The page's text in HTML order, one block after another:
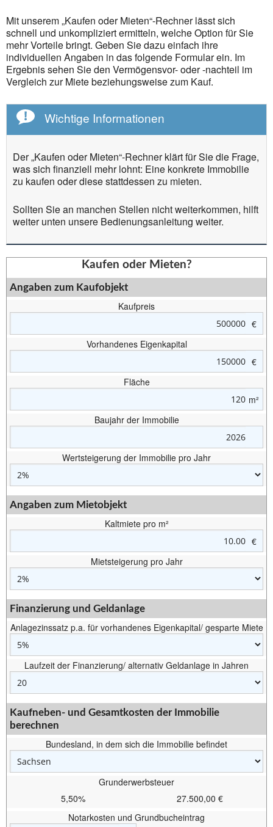
Mit unserem „Kaufen oder Mieten“-Rechner lässt sich
schnell und unkompliziert ermitteln, welche Option für Sie
mehr Vorteile bringt. Geben Sie dazu einfach ihre
individuellen Angaben in das folgende Formular ein. Im
Ergebnis sehen Sie den Vermögensvor- oder -nachteil im
Vergleich zur Miete beziehungsweise zum Kauf.
Wichtige Informationen
Der „Kaufen oder Mieten“-Rechner klärt für Sie die Frage,
was sich finanziell mehr lohnt: Eine konkrete Immobilie
zu kaufen oder diese stattdessen zu mieten.
Sollten Sie an manchen Stellen nicht weiterkommen, hilft
weiter unten unsere Bedienungsanleitung weiter.
Kaufen oder Mieten?
Angaben zum Kaufobjekt
Kaufpreis
€
Vorhandenes Eigenkapital
€
Fläche
m²
Baujahr der Immobilie
Wertsteigerung der Immobilie pro Jahr
Angaben zum Mietobjekt
Kaltmiete pro m²
€
Mietsteigerung pro Jahr
Finanzierung und Geldanlage
Anlagezinssatz p.a. für vorhandenes Eigenkapital/ gesparte Miete
Laufzeit der Finanzierung/ alternativ Geldanlage in Jahren
Kaufneben- und Gesamtkosten der Immobilie
berechnen
Bundesland, in dem sich die Immobilie befindet
Grunderwerbsteuer
5,50%
27.500,00 €
Notarkosten und Grundbucheintrag